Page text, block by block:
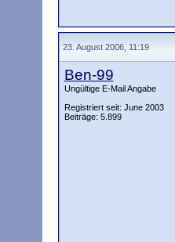
23. August 2006, 11:19
Ben-99
Ungültige E-Mail Angabe
Registriert seit: June 2003
Beiträge: 5.899